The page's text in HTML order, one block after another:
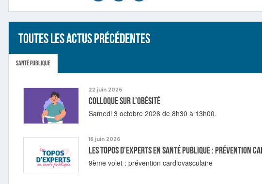
Toutes les actus précédentes
Santé publique
22 juin 2026
Colloque sur l’obésité
Samedi 3 octobre 2026 de 8h30 à 13h00.
16 juin 2026
Les topos d’experts en Santé publique : prévention
9ème volet : prévention cardiovasculaire